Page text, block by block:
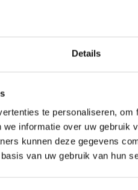
Details
te personaliseren,
informatie over uw gebruik
kunnen deze gegevens
van uw gebruik van hun